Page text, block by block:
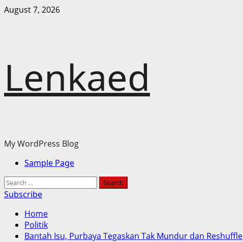
Skip
August 7, 2026
Lenkaed
My WordPress Blog
PrimarySample Page
Search
for:
Subscribe
Home
Politik
Bantah Isu, Purbaya Tegaskan Tak Mundur dan Reshuffle